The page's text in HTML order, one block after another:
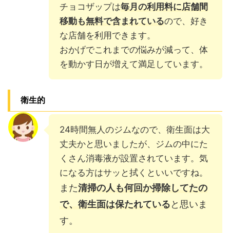
チョコザップは毎月の利用料に店舗間
移動も無料で含まれているので、好き
な店舗を利用できます。
おかげでこれまでの悩みが減って、体
を動かす日が増えて満足しています。
衛生的
24時間無人のジムなので、衛生面は大
丈夫かと思いましたが、ジムの中にた
くさん消毒液が設置されています。気
になる方はサッと拭くといいですね。
また清掃の人も何回か掃除してたの
で、衛生面は保たれていると思いま
す。